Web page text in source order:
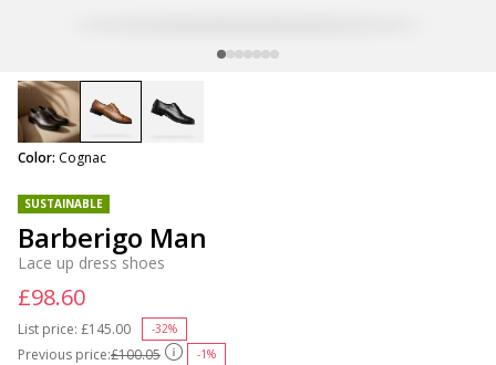
SUSTAINABLE
Barberigo Man
Lace up dress shoes
Previous price:£100.05 -1%
List price: Price reduced from
£145.00 -32%
£98.60
Color: Cognac